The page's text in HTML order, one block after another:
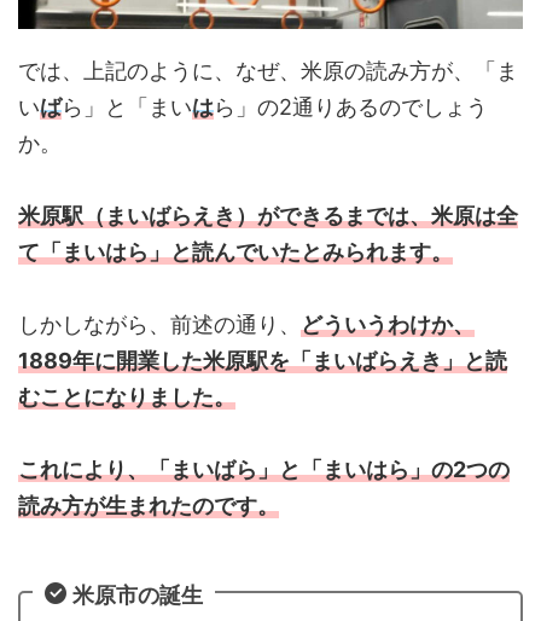
では、上記のように、なぜ、米原の読み方が、「ま
いばら」と「まいはら」の2通りあるのでしょう
か。
米原駅（まいばらえき）ができるまでは、米原は全
て「まいはら」と読んでいたとみられます。
しかしながら、前述の通り、 どういうわけか、
1889年に開業した米原駅を「まいばらえき」と読
むことになりました。
これにより、「まいばら」と「まいはら」の2つの
読み方が生まれたのです。
米原市の誕生